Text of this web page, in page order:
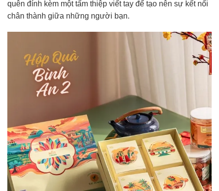
quên đính kèm một tấm thiệp viết tay để tạo nên sự kết nối
chân thành giữa những người bạn.